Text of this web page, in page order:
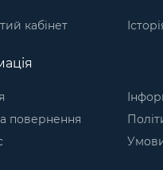
кабінет
повернення